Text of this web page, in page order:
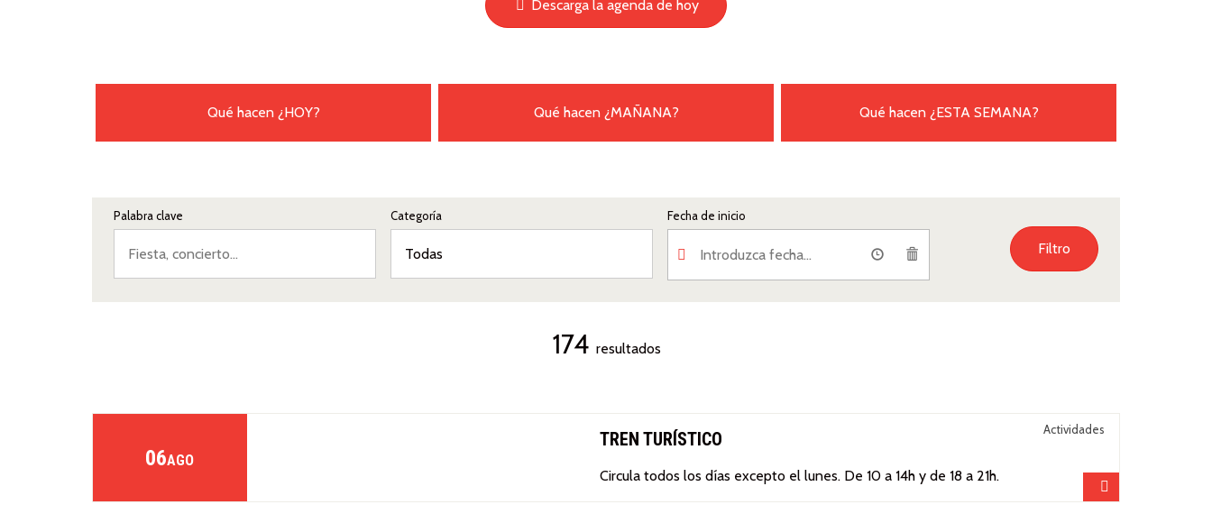
Descarga la agenda de hoy
Qué hacen ¿HOY? Qué hacen ¿MAÑANA? Qué hacen ¿ESTA SEMANA?
Palabra clave Categoría Fecha de inicio
Filtro
174 resultados
06AGO
TREN TURÍSTICO
Circula todos los días excepto el lunes. De 10 a 14h y de 18 a 21h.
Actividades
Compartir